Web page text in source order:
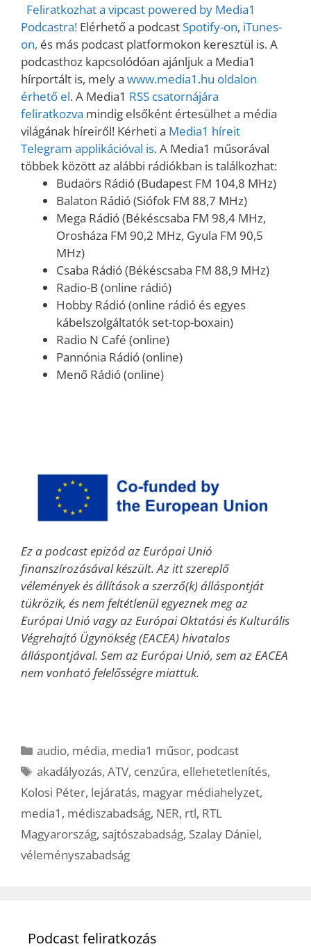
Feliratkozhat a vipcast powered by Media1
Podcastra! Elérhető a podcastSpotify-on, iTunes-
on, és más podcast platformokon keresztül is. A
podcasthoz kapcsolódóan ajánljuk a Media1
hírportált is, mely a www.media1.hu oldalon
érhető el. A Media1 RSS csatornájára
feliratkozva mindig elsőként értesülhet a média
világának híreiről! Kérheti a Media1 híreit
Telegram applikációval is. A Media1 műsorával
többek között az alábbi rádiókban is találkozhat:
Budaörs Rádió (Budapest FM 104,8 MHz)
Balaton Rádió (Siófok FM 88,7 MHz)
Mega Rádió (Békéscsaba FM 98,4 MHz,
Orosháza FM 90,2 MHz, Gyula FM 90,5
MHz)
Csaba Rádió (Békéscsaba FM 88,9 MHz)
Radio-B (online rádió)
Hobby Rádió (online rádió és egyes
kábelszolgáltatók set-top-boxain)
Radio N Café (online)
Pannónia Rádió (online)
Menő Rádió (online)
Ez a podcast epizód az Európai Unió
finanszírozásával készült. Az itt szereplő
vélemények és állítások a szerző(k) álláspontját
tükrözik, és nem feltétlenül egyeznek meg az
Európai Unió vagy az Európai Oktatási és Kulturális
Végrehajtó Ügynökség (EACEA) hivatalos
álláspontjával. Sem az Európai Unió, sem az EACEA
nem vonható felelősségre miattuk.
Kategória
audio, média, media1 műsor, podcast
Címkék
akadályozás,ATV, cenzúra, ellehetetlenítés,
Kolosi Péter, lejáratás, magyar médiahelyzet,
media1 , médiszabadság, NER, rtl, RTL
Magyarország, sajtószabadság, Szalay Dániel,
véleményszabadság
Podcast feliratkozás